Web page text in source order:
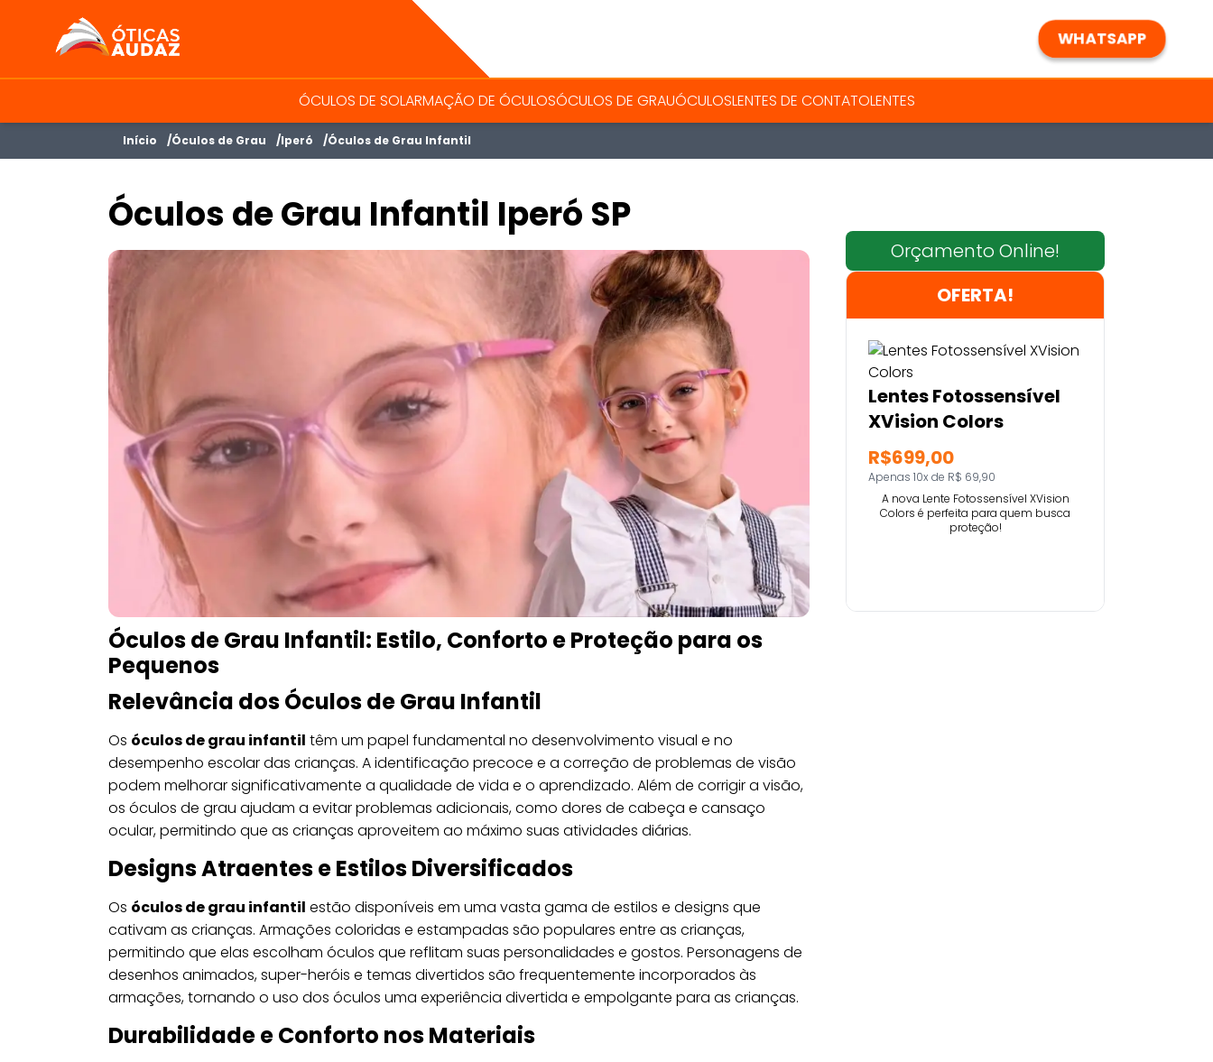
ÓTICAS AUDAZ
WHATSAPP
ÓCULOS DE SOLARMAÇÃO DE ÓCULOSÓCULOS DE GRAUÓCULOSLENTES DE CONTATOLENTES
Início Óculos de Grau Iperó Óculos de Grau Infantil
Óculos de Grau Infantil Iperó SP
Óculos de Grau Infantil: Estilo, Conforto e Proteção para os
Pequenos
Relevância dos Óculos de Grau Infantil
Os óculos de grau infantil têm um papel fundamental no desenvolvimento visual e no
desempenho escolar das crianças. A identificação precoce e a correção de problemas de visão
podem melhorar significativamente a qualidade de vida e o aprendizado. Além de corrigir a visão,
os óculos de grau ajudam a evitar problemas adicionais, como dores de cabeça e cansaço
ocular, permitindo que as crianças aproveitem ao máximo suas atividades diárias.
Designs Atraentes e Estilos Diversificados
Os óculos de grau infantil estão disponíveis em uma vasta gama de estilos e designs que
cativam as crianças. Armações coloridas e estampadas são populares entre as crianças,
permitindo que elas escolham óculos que reflitam suas personalidades e gostos. Personagens de
desenhos animados, super-heróis e temas divertidos são frequentemente incorporados às
armações, tornando o uso dos óculos uma experiência divertida e empolgante para as crianças.
Durabilidade e Conforto nos Materiais
Orçamento Online!
OFERTA!
Lentes Fotossensível
XVision Colors
R$699,00
Apenas 10x de R$ 69,90
A nova Lente Fotossensível XVision
Colors é perfeita para quem busca
proteção!